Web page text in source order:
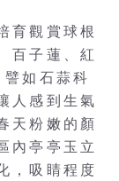
育觀賞球根
百子蓮、紅
如石蒜科
人感到生氣
天粉嫩的顏
內亭亭玉立
，吸睛程度